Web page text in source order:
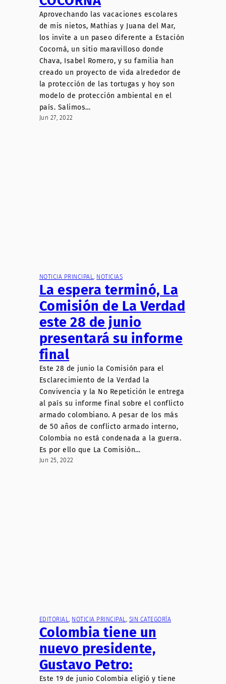
Aprovechando las vacaciones escolares
de mis nietos, Mathias y Juana del Mar,
los invite a un paseo diferente a Estación
Cocorná, un sitio maravilloso donde
Chava, Isabel Romero, y su familia han
creado un proyecto de vida alrededor de
la protección de las tortugas y hoy son
modelo de protección ambiental en el
país. Salimos…
Jun 27, 2022
NOTICIA PRINCIPAL, NOTICIAS
La espera terminó, La
Comisión de La Verdad
este 28 de junio
presentará su informe
final
Este 28 de junio la Comisión para el
Esclarecimiento de la Verdad la
Convivencia y la No Repetición le entrega
al país su informe final sobre el conflicto
armado colombiano. A pesar de los más
de 50 años de conflicto armado interno,
Colombia no está condenada a la guerra.
Es por ello que La Comisión…
Jun 25, 2022
EDITORIAL, NOTICIA PRINCIPAL, SIN CATEGORÍA
Colombia tiene un
nuevo presidente,
Gustavo Petro:
Este 19 de junio Colombia eligió y tiene